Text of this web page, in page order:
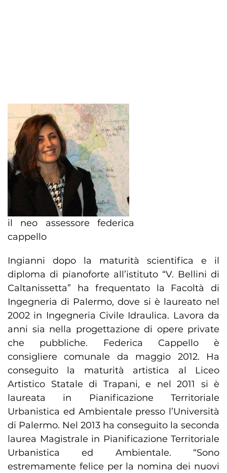
il neo assessore federica
cappello
Ingianni dopo la maturità scientifica e il
diploma di pianoforte all’istituto “V. Bellini di
Caltanissetta” ha frequentato la Facoltà di
Ingegneria di Palermo, dove si è laureato nel
2002 in Ingegneria Civile Idraulica. Lavora da
anni sia nella progettazione di opere private
che pubbliche. Federica Cappello è
consigliere comunale da maggio 2012. Ha
conseguito la maturità artistica al Liceo
Artistico Statale di Trapani, e nel 2011 si è
laureata in Pianificazione Territoriale
Urbanistica ed Ambientale presso l’Università
di Palermo. Nel 2013 ha conseguito la seconda
laurea Magistrale in Pianificazione Territoriale
Urbanistica ed Ambientale. “Sono
estremamente felice per la nomina dei nuovi